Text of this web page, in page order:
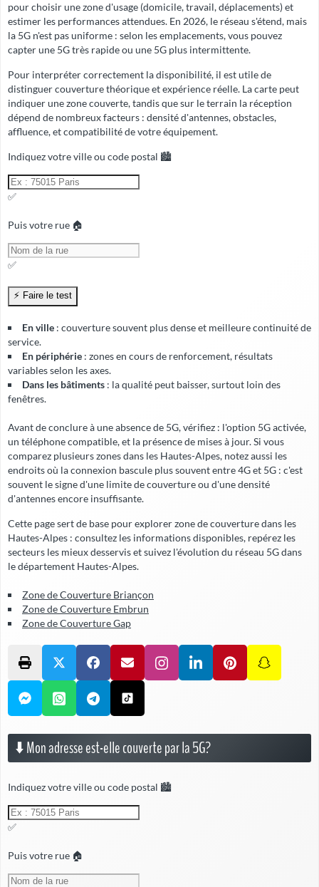
pour choisir une zone d'usage (domicile, travail, déplacements) et
estimer les performances attendues. En 2026, le réseau s'étend, mais
la 5G n'est pas uniforme : selon les emplacements, vous pouvez
capter une 5G très rapide ou une 5G plus intermittente.
Pour interpréter correctement la disponibilité, il est utile de
distinguercouverture théoriqueetexpérience réelle. La carte peut
indiquer une zone couverte, tandis que sur le terrain la réception
dépend de nombreux facteurs : densité d'antennes, obstacles,
affluence, et compatibilité de votre équipement.
Indiquez votre ville ou code postal 🏙️
✅
Puis votre rue 🏠
✅
En ville : couverture souvent plus dense et meilleure continuité de
service.
En périphérie : zones en cours de renforcement, résultats
variables selon les axes.
Dans les bâtiments : la qualité peut baisser, surtout loin des
fenêtres.
Avant de conclure à une absence de 5G, vérifiez : l'option 5G activée,
un téléphone compatible, et la présence de mises à jour. Si vous
comparez plusieurs zones dans les Hautes-Alpes, notez aussi les
endroits où la connexion bascule plus souvent entre 4G et 5G : c'est
souvent le signe d'une limite de couverture ou d'une densité
d'antennes encore insuffisante.
Cette page sert de base pour explorer zone de couverture dans les
Hautes-Alpes : consultez les informations disponibles, repérez les
secteurs les mieux desservis et suivez l'évolution du réseau 5G dans
le département Hautes-Alpes.
Zone de Couverture Briançon
Zone de Couverture Embrun
Zone de Couverture Gap
⬇️ Mon adresse est-elle couverte par la 5G?
Indiquez votre ville ou code postal 🏙️
✅
Puis votre rue 🏠